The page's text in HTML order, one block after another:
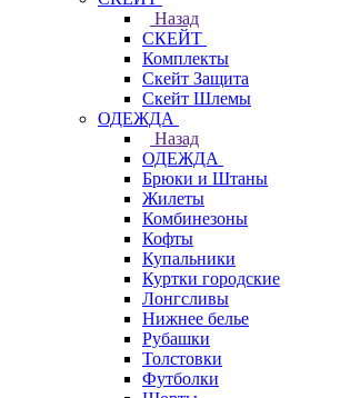
Назад
СКЕЙТ
Комплекты
Скейт Защита
Скейт Шлемы
ОДЕЖДА
Назад
ОДЕЖДА
Брюки и Штаны
Жилеты
Комбинезоны
Кофты
Купальники
Куртки городские
Лонгсливы
Нижнее белье
Рубашки
Толстовки
Футболки